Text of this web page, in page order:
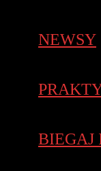
NEWSY
BIEGAJ